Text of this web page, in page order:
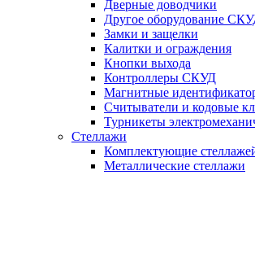
Дверные доводчики
Другое оборудование
Замки и защелки
Калитки и ограждения
Кнопки выхода
Контроллеры СКУД
Магнитные
Считыватели и кодовые
Турникеты
Стеллажи
Комплектующие
Металлические стеллажи